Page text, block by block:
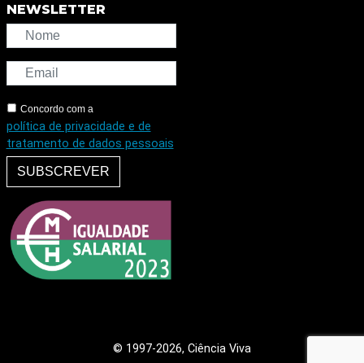
NEWSLETTER
Concordo com a
política de privacidade e de
tratamento de dados pessoais
SUBSCREVER
© 1997-2026, Ciência Viva